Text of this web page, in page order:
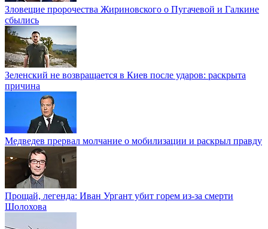
Зловещие пророчества Жириновского о Пугачевой и Галкине
сбылись
Зеленский не возвращается в Киев после ударов: раскрыта
причина
Медведев прервал молчание о мобилизации и раскрыл правду
Прощай, легенда: Иван Ургант убит горем из-за смерти
Шолохова